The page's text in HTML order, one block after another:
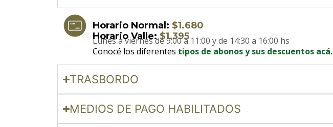
Horario Normal: $1.680
Horario Valle:$1.395
Lunes a viernes de 9:00 a 11:00 y de 14:30 a 16:00 hs
Conocé los diferentes tipos de abonos y sus descuentos acá.
TRASBORDO
MEDIOS DE PAGO HABILITADOS